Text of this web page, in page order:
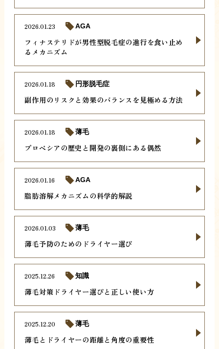
フィナステリドが男性型脱毛症の進行を食い止め
るメカニズム
2026.01.23 AGA
副作用のリスクと効果のバランスを見極める方法
2026.01.18 円形脱毛症
プロペシアの歴史と開発の裏側にある偶然
2026.01.18 薄毛
脂肪溶解メカニズムの科学的解説
2026.01.16 AGA
薄毛予防のためのドライヤー選び
2026.01.03 薄毛
薄毛対策ドライヤー選びと正しい使い方
2025.12.26 知識
薄毛とドライヤーの距離と角度の重要性
2025.12.20 薄毛